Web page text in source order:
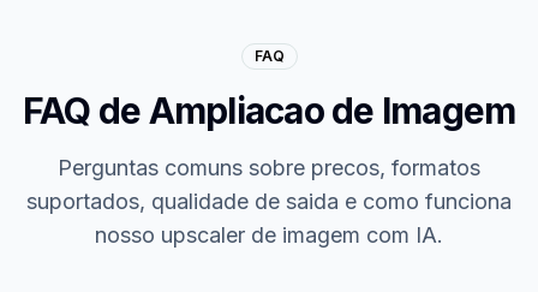
FAQ
FAQ de Ampliacao de Imagem
Perguntas comuns sobre precos, formatos
suportados, qualidade de saida e como funciona
nosso upscaler de imagem com IA.